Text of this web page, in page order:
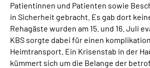
Suche
Mein
Patientinnen und Patienten sowie
in Sicherheit gebracht. Es gab dort
Rehagäste wurden am 15. und 16. Juli
KBS sorgte dabei für einen
Heimtransport. Ein Krisenstab in der
kümmert sich um die Belange der